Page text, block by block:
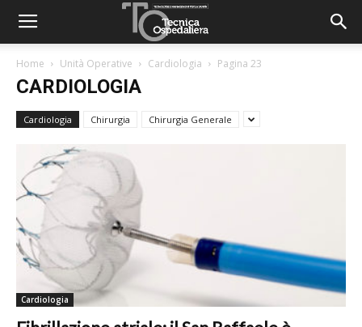
Home Unità Operative Cardiologia Pagina 23
CARDIOLOGIA
Cardiologia Chirurgia Chirurgia Generale
Cardiologia